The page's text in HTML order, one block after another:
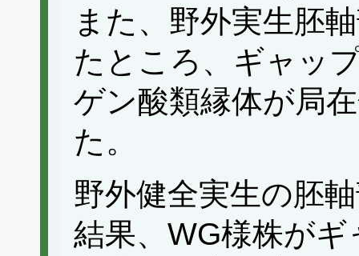
また、野外実生胚
たところ、ギャッ
ゲン酸類縁体が局
た。
野外健全実生の胚
結果、WG様株が